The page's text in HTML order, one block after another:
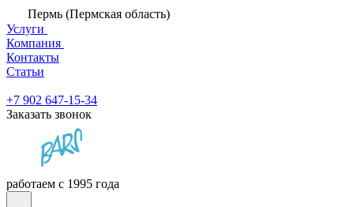
Пермь (Пермская область)
Услуги
Компания
Контакты
Статьи
+7 902 647-15-34
Заказать звонок
работаем с 1995 года